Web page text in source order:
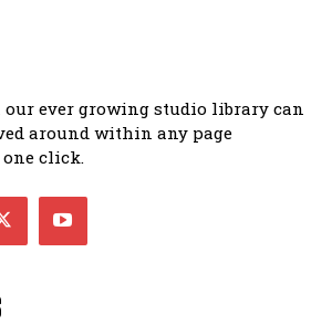
our ever growing studio library can
around within any page
click.